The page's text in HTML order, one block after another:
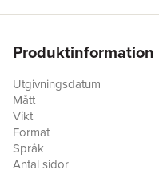
Produktinformation
Utgivningsdatum
Mått
Vikt
Format
Språk
Antal sidor